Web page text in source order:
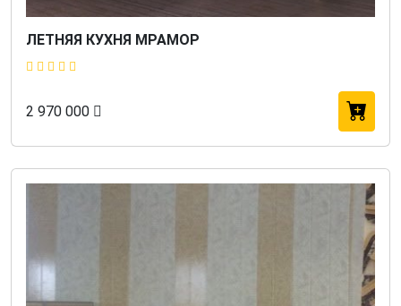
ЛЕТНЯЯ КУХНЯ МРАМОР
2 970 000